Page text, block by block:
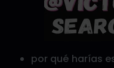
por qué harías